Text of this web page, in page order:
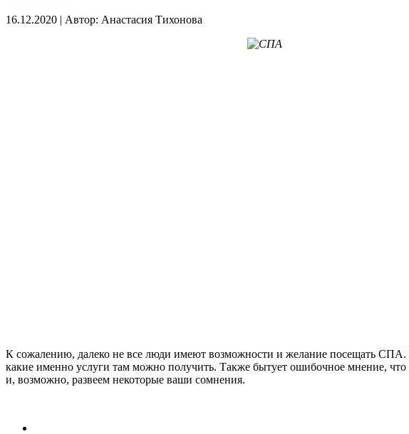
16.12.2020 | Автор: Анастасия Тихонова
К сожалению, далеко не все люди имеют возможности и желание посещать
какие именно услуги там можно получить. Также бытует ошибочное мнение,
и, возможно, развеем некоторые ваши сомнения.